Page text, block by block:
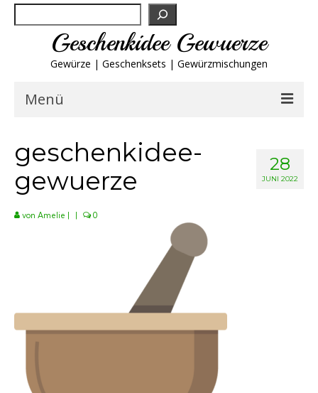
Geschenkidee Gewuerze
Gewürze | Geschenksets | Gewürzmischungen
Menü
Gewürze von A-Z
Gewürzgläser
Marken A-Z
Mörser
28
JUNI 2022
geschenkidee-
gewuerze
von Amelie | | 0